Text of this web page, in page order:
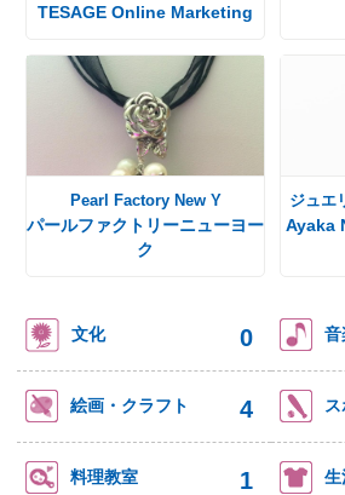
TESAGE Online Marketing
Pearl Factory New Y
パールファクトリーニューヨー
ク
ジュエ
Ayaka
文化 0 音
絵画・クラフト 4
料理教室 1 生